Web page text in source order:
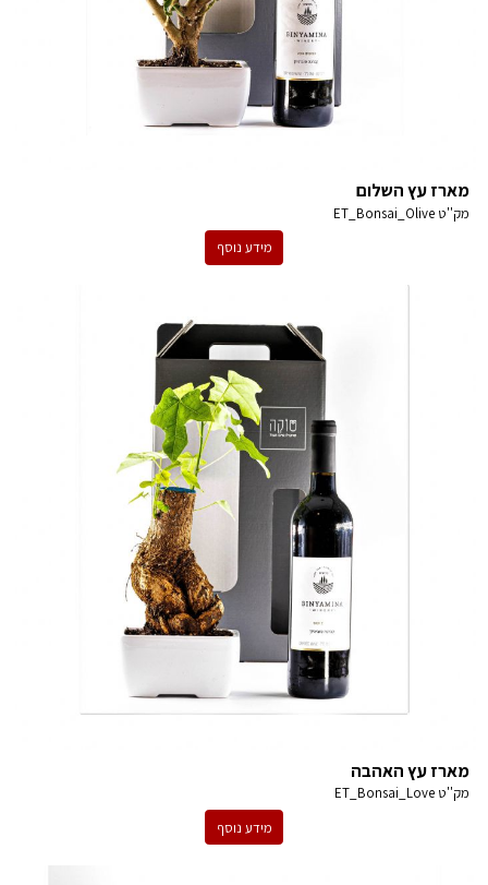
מארז עץ השלום
מק''טET_Bonsai_Olive
מידע נוסף
מארז עץ האהבה
מק''טET_Bonsai_Love
מידע נוסף